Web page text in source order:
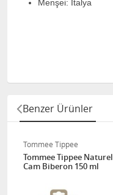
Menşei: İtalya
Benzer Ürünler
Tommee Tippee
Tommee Tippee Naturel
Cam Biberon 150 ml